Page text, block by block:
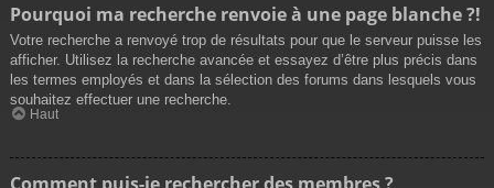
Pourquoi ma recherche renvoie à une page blanche ?!
Votre recherche a renvoyé trop de résultats pour que le serveur puisse les
afficher. Utilisez la recherche avancée et essayez d’être plus précis dans
les termes employés et dans la sélection des forums dans lesquels vous
souhaitez effectuer une recherche.
Haut